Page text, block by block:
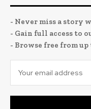
- Never miss a story
- Gain full access to
- Browse free from